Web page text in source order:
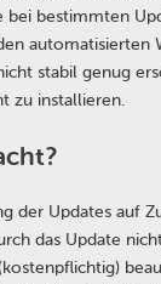
bestimmten
automatisierten
stabil genug
zu installieren.
der Updates auf
das Update